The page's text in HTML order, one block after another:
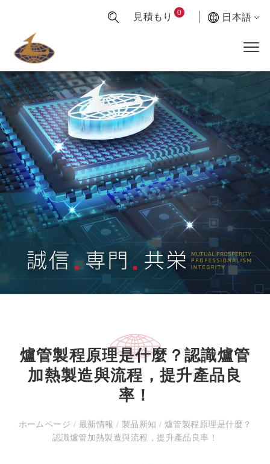
見積もり 0 日本語
爐管製程原理是什麼？認識爐管
加熱製造與流程，提升產品良
率！
ホームページ / 最新情報 / 製品新知/ 爐管製程原理是什麼？
認識爐管加熱製造與流程，提升產品良率！